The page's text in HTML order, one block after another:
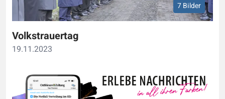
7 Bilder
Volkstrauertag
19.11.2023